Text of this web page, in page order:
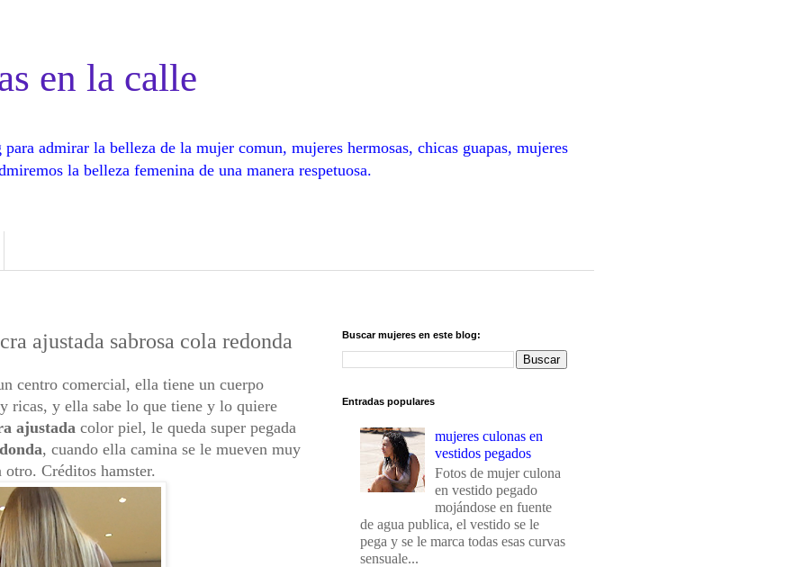
en la calle
admirar la belleza de la mujer comun, mujeres hermosas, chicas guapas, mujeres
la belleza femenina de una manera respetuosa.
ajustada sabrosa cola redonda
centro comercial, ella tiene un cuerpo
ricas, y ella sabe lo que tiene y lo quiere
ajustada color piel, le queda super pegada
, cuando ella camina se le mueven muy
Créditos hamster.
Buscar mujeres en este blog:
Entradas populares
mujeres culonas en
vestidos pegados
Fotos de mujer culona
en vestido pegado
mojándose en fuente
de agua publica, el vestido se le
pega y se le marca todas esas curvas
sensuale...